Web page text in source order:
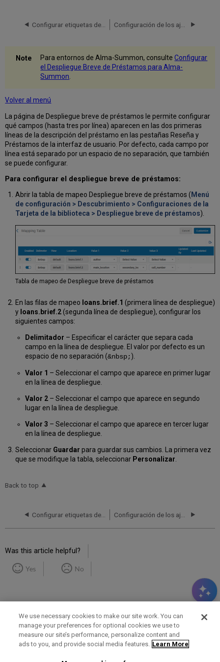
Para entornos de Alma-Summon, consulteConfigurar
el Despliegue Breve de Préstamos para Alma-
Summon.
Volver al menú
La página de Despliegue breve de préstamos le permite configurar
qué campos (hasta tres por línea) aparecen en las dos primeras
líneas de la descripción del préstamo en las pestañas Reseña y
Préstamos de la interfaz de usuario. Por defecto, cada campo por
línea está separado por un espacio de no separación, que también
se puede configurar.
Para configurar el despliegue breve de préstamos:
Abrir la tabla de mapeo Despliegue breve de préstamos ( Menú
de configuración > Descubrimiento > Configuraciones de la
Tarjeta de la biblioteca > Despliegue breve de préstamos).
Tabla de mapeo de Despliegue breve de préstamos
En las filas de mapeo loans.brief.1 (primera línea de despliegue)
y loans.brief.2(segunda línea de despliegue), configurar los
siguientes campos:
Delimitador – Especificar el carácter que separa cada
campo en la línea de despliegue. El valor por defecto es un
espacio de no separación (&nbsp; ).
Valor 1 – Seleccionar el campo que aparece en primer lugar
en la línea de despliegue.
Valor 2– Seleccionar el campo que aparece en segundo
lugar en la línea de despliegue.
Valor 3 – Seleccionar el campo que aparece en tercer lugar
en la línea de despliegue.
Seleccionar Guardar para guardar sus cambios. La primera vez
que se modifique la tabla, seleccionar Personalizar
Back to top
Was this article helpful?
Yes No
Term of Use Privacy Policy Contact Us
We use necessary cookies to make our site work. You can
manage your preferences for optional cookies we use to
measure our site’s performance, personalize content and
ads to you, and provide social media features. Learn More